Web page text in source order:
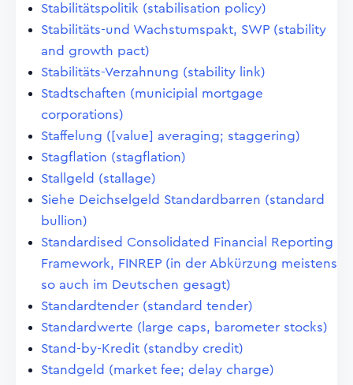
Stabilitätspolitik (stabilisation policy)
Stabilitäts-und Wachstumspakt, SWP (stability
and growth pact)
Stabilitäts-Verzahnung (stability link)
Stadtschaften (municipial mortgage
corporations)
Staffelung ([value] averaging; staggering)
Stagflation (stagflation)
Stallgeld (stallage)
Siehe Deichselgeld Standardbarren (standard
bullion)
Standardised Consolidated Financial Reporting
Framework, FINREP (in der Abkürzung meistens
so auch im Deutschen gesagt)
Standardtender (standard tender)
Standardwerte (large caps, barometer stocks)
Stand-by-Kredit (standby credit)
Standgeld (market fee; delay charge)